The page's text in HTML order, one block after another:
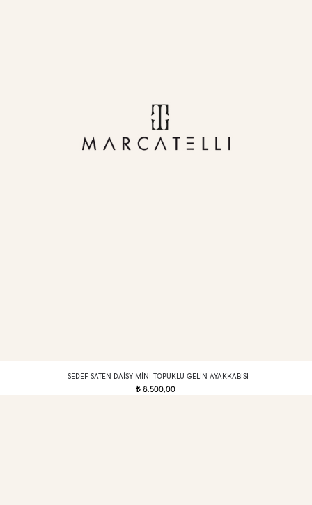
SEDEF SATEN DAISY MINI TOPUKLU GELIN AYAKKABISI
t8.500,00